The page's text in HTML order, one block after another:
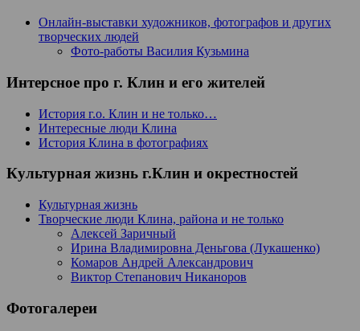
Онлайн-выставки художников, фотографов и других
творческих людей
Фото-работы Василия Кузьмина
Интерсное про г. Клин и его жителей
История г.о. Клин и не только…
Интересные люди Клина
История Клина в фотографиях
Культурная жизнь г.Клин и окрестностей
Культурная жизнь
Творческие люди Клина, района и не только
Алексей Заричный
Ирина Владимировна Деньгова (Лукашенко)
Комаров Андрей Александрович
Виктор Степанович Никаноров
Фотогалереи